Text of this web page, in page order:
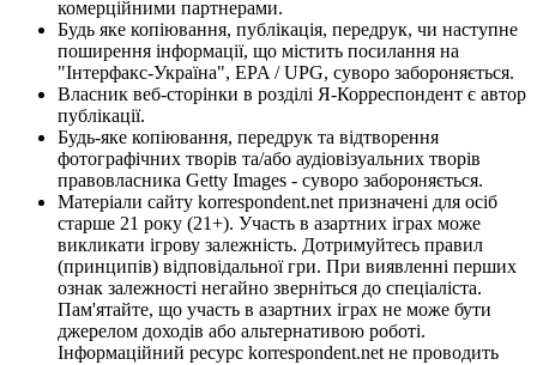
комерційними партнерами.
Будь яке копіювання, публікація, передрук, чи наступне
поширення інформації, що містить посилання на
"Інтерфакс-Україна", EPA / UPG, суворо забороняється.
Власник веб-сторінки в розділі Я-Корреспондент є автор
публікації.
Будь-яке копіювання, передрук та відтворення
фотографічних творів та/або аудіовізуальних творів
правовласника Getty Images - суворо забороняється.
Матеріали сайту korrespondent.net призначені для осіб
старше 21 року (21+). Участь в азартних іграх може
викликати ігрову залежність. Дотримуйтесь правил
(принципів) відповідальної гри. При виявленні перших
ознак залежності негайно зверніться до спеціаліста.
Пам'ятайте, що участь в азартних іграх не може бути
джерелом доходів або альтернативою роботі.
Інформаційний ресурс korrespondent.net не проводить